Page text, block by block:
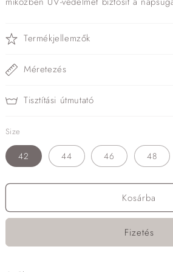
Termékjellemzők
Méretezés
Tisztítási útmutató
Size
42 44 46 48
Kosárba
Fizetés